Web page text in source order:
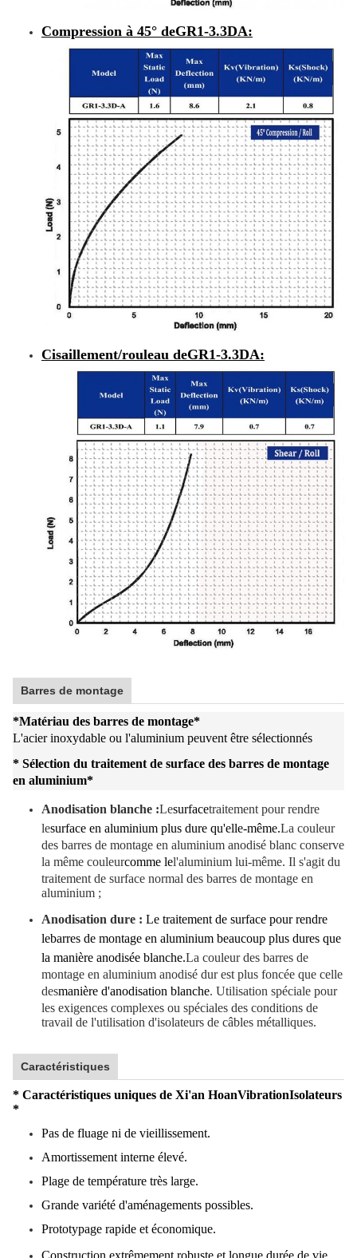
Compression à 45° deGR1-3.3DA:
Cisaillement/rouleau deGR1-3.3DA:
Barres de montage
*Matériau des barres de montage*
L'acier inoxydable ou l'aluminium peuvent être sélectionnés
* Sélection du traitement de surface des barres de montage
en aluminium*
Anodisation blanche :Lesurfacetraitement pour rendre
lesurface en aluminium plus dure qu'elle-même.La couleur
des barres de montage en aluminium anodisé blanc conserve
la même couleurcomme lel'aluminium lui-même. Il s'agit du
traitement de surface normal des barres de montage en
aluminium ;
Anodisation dure : Le traitement de surface pour rendre
lebarres de montage en aluminium beaucoup plus dures que
la manière anodisée blanche.La couleur des barres de
montage en aluminium anodisé dur est plus foncée que celle
desmanière d'anodisation blanche. Utilisation spéciale pour
les exigences complexes ou spéciales des conditions de
travail de l'utilisation d'isolateurs de câbles métalliques.
Caractéristiques
* Caractéristiques uniques de Xi'an HoanVibrationIsolateurs
*
Pas de fluage ni de vieillissement.
Amortissement interne élevé.
Plage de température très large.
Grande variété d'aménagements possibles.
Prototypage rapide et économique.